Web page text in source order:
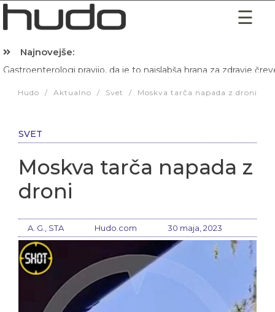
Najnovejše:
Hudo / Aktualno / Svet / Moskva tarča napada z droni
SVET
Moskva tarča napada z
droni
A. G., STA Hudo.com 30 maja, 2023